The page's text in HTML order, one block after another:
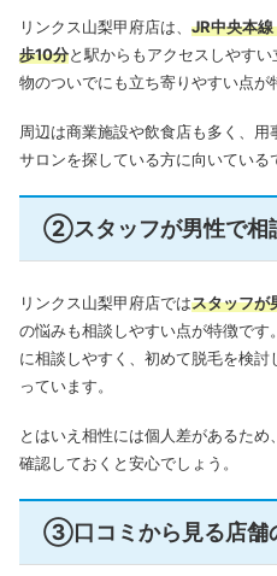
リンクス山梨甲府店は、 JR中央本
歩10分と駅からもアクセスしやす
物のついでにも立ち寄りやすい点が
周辺は商業施設や飲食店も多く、
サロンを探している方に向いている
②スタッフが男性で相
リンクス山梨甲府店ではスタッフが
の悩みも相談しやすい点が特徴です。
に相談しやすく、初めて脱毛を検
っています。
とはいえ相性には個人差があるた
確認しておくと安心でしょう。
③口コミから見る店舗